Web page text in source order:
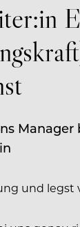
Manager
und legst